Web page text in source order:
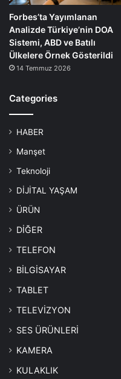
Forbes’ta Yayımlanan
Analizde Türkiye’nin DOA
Sistemi, ABD ve Batılı
Ülkelere Örnek Gösterildi
14 Temmuz 2026
Categories
HABER
Manşet
Teknoloji
DİJİTAL YAŞAM
ÜRÜN
DİĞER
TELEFON
BİLGİSAYAR
TABLET
TELEVİZYON
SES ÜRÜNLERİ
KAMERA
KULAKLIK